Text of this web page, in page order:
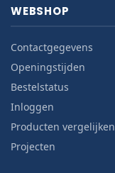
WEBSHOP
Contactgegevens
Openingstijden
Bestelstatus
Inloggen
Producten vergelijken
Projecten